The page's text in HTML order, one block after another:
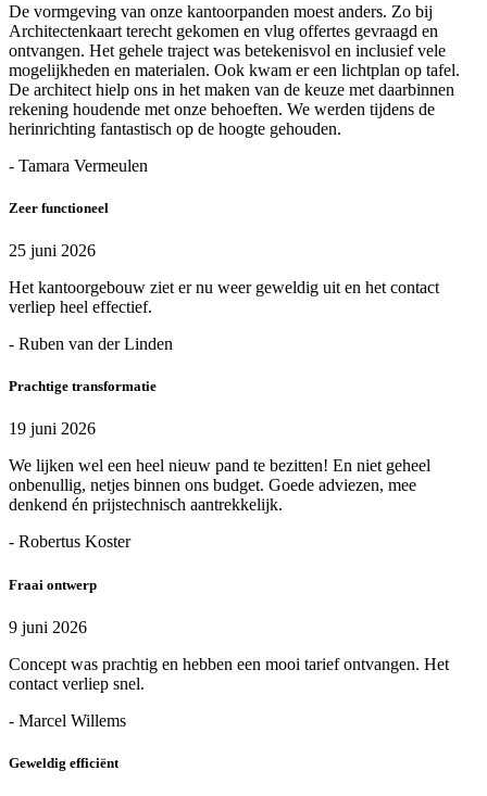
De vormgeving van onze kantoorpanden moest anders. Zo bij
Architectenkaart terecht gekomen en vlug offertes gevraagd en
ontvangen. Het gehele traject was betekenisvol en inclusief vele
mogelijkheden en materialen. Ook kwam er een lichtplan op tafel.
De architect hielp ons in het maken van de keuze met daarbinnen
rekening houdende met onze behoeften. We werden tijdens de
herinrichting fantastisch op de hoogte gehouden.
- Tamara Vermeulen
Zeer functioneel
25 juni 2026
Het kantoorgebouw ziet er nu weer geweldig uit en het contact
verliep heel effectief.
- Ruben van der Linden
Prachtige transformatie
19 juni 2026
We lijken wel een heel nieuw pand te bezitten! En niet geheel
onbenullig, netjes binnen ons budget. Goede adviezen, mee
denkend én prijstechnisch aantrekkelijk.
- Robertus Koster
Fraai ontwerp
9 juni 2026
Concept was prachtig en hebben een mooi tarief ontvangen. Het
contact verliep snel.
- Marcel Willems
Geweldig efficiënt